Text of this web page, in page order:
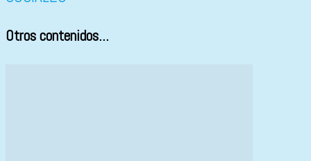
Otros contenidos...